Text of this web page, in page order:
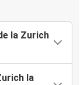
la Zurich
la